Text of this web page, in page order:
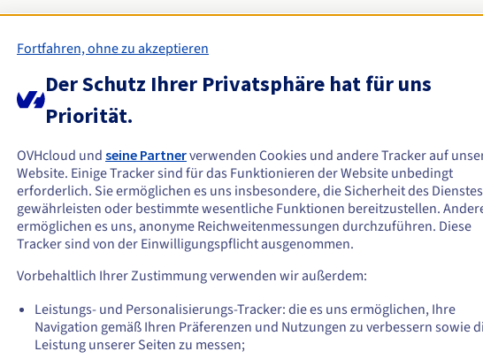
Zulassungsbedingungen
.football-Domain registrieren?
oder juristischen Personen ohne geografische Einschränkung.
Verwaltungsregeln und Benachrichtigungen
Fortfahren, ohne zu akzeptieren
Der Schutz Ihrer Privatsphäre hat für uns
Priorität.
OVHcloud und seine Partnerverwenden Cookies und andere Tracker auf
Website. Einige Tracker sind für das Funktionieren der Website unbedingt
erforderlich. Sie ermöglichen es uns insbesondere, die Sicherheit des
gewährleisten oder bestimmte wesentliche Funktionen bereitzustellen.
ermöglichen es uns, anonyme Reichweitenmessungen durchzuführen. Diese
Tracker sind von der Einwilligungspflicht ausgenommen.
Vorbehaltlich Ihrer Zustimmung verwenden wir außerdem:
Leistungs- und Personalisierungs-Tracker: die es uns ermöglichen, Ihre
Navigation gemäß Ihren Präferenzen und Nutzungen zu verbessern sowie
Leistung unserer Seiten zu messen;